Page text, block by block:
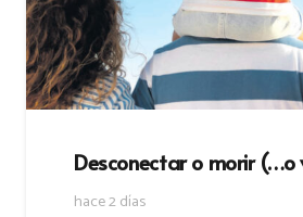
Desconectar o morir (…o
hace 2 días